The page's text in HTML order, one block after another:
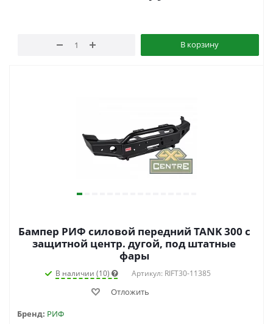
В корзину
Бампер РИФ силовой передний TANK 300 c
защитной центр. дугой, под штатные
фары
В наличии (10) Артикул: RIFT30-11385
Отложить
Бренд: РИФ